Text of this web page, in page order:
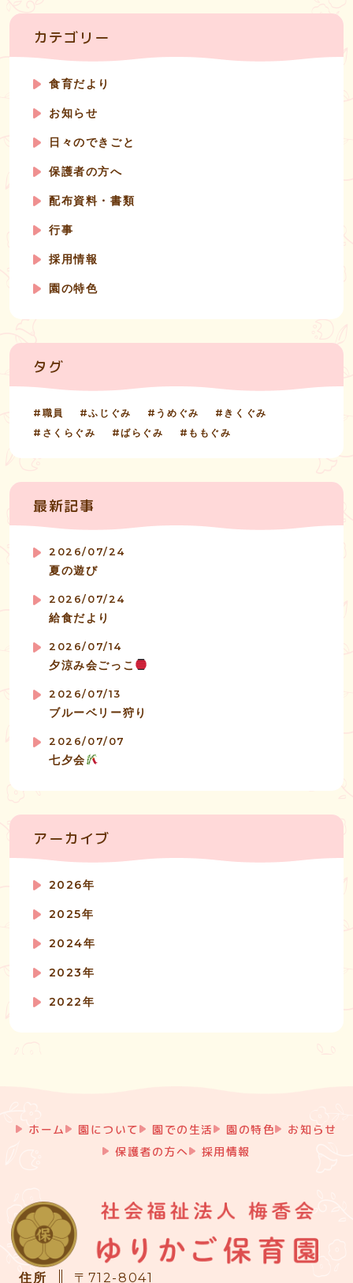
カテゴリー
食育だより
お知らせ
日々のできごと
保護者の方へ
配布資料・書類
行事
採用情報
園の特色
タグ
職員 ふじぐみ うめぐみ
きくぐみ
さくらぐみ
ばらぐみ ももぐみ
最新記事
2026/07/24
夏の遊び
2026/07/24
給食だより
2026/07/14
夕涼み会ごっこ
2026/07/13
ブルーベリー狩り
2026/07/07
七夕会
アーカイブ
2026年
2025年
2024年
2023年
2022年
ホーム 園について 園での生活 園の特色
お知らせ
保護者の方へ
採用情報
住所 〒712-8041